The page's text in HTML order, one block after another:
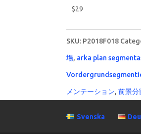
$29
SKU: P2018F018
場, arka plan
メンテーション,前景分
Svenska